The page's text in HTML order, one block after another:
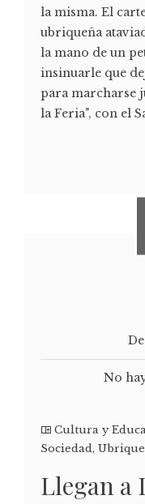
la misma. El
ubriqueña
la mano de un
insinuarle que
para marcharse
la Feria", con el
No
Cultura y
Sociedad, Ubrique
Llegan a